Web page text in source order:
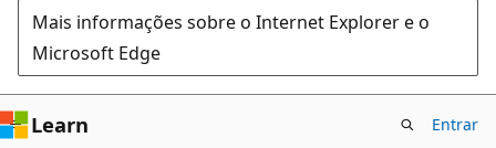
Mais informações sobre o Internet Explorer e o
Microsoft Edge
Learn Entrar